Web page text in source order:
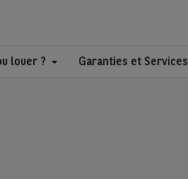
louer ? Garanties et Services